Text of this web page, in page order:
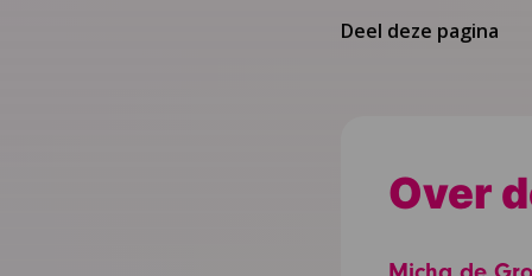
Deel deze pagina
Over